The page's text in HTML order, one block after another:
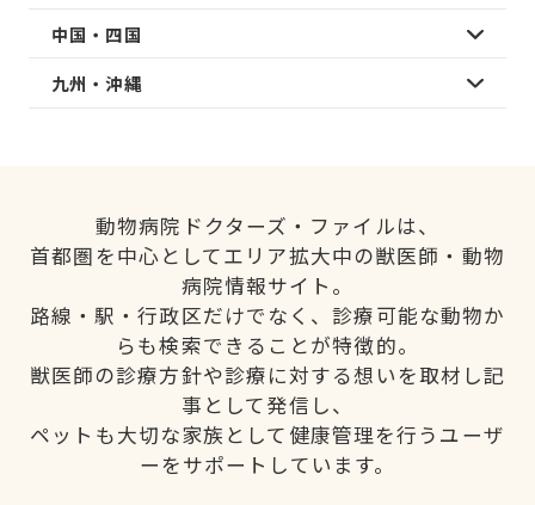
中国・四国
九州・沖縄
動物病院ドクターズ・ファイルは、
首都圏を中心としてエリア拡大中の獣医師・動物
病院情報サイト。
路線・駅・行政区だけでなく、診療可能な動物か
らも検索できることが特徴的。
獣医師の診療方針や診療に対する想いを取材し記
事として発信し、
ペットも大切な家族として健康管理を行うユーザ
ーをサポートしています。